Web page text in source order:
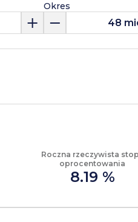
Okres
Roczna rzeczywista
oprocentowania
8.19 %